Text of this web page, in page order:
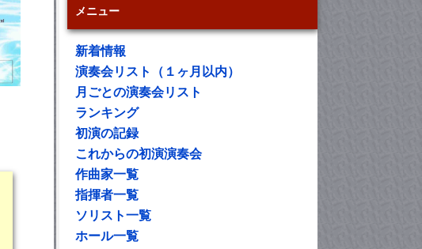
メニュー
新着情報
演奏会リスト（１ヶ月以内）
月ごとの演奏会リスト
ランキング
初演の記録
これからの初演演奏会
作曲家一覧
指揮者一覧
ソリスト一覧
ホール一覧